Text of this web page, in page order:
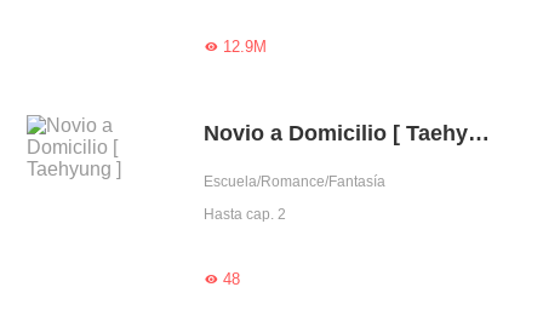
12.9M
Novio a Domicilio [ Taehyung ]
Escuela/Romance/Fantasía
Hasta cap. 2
48